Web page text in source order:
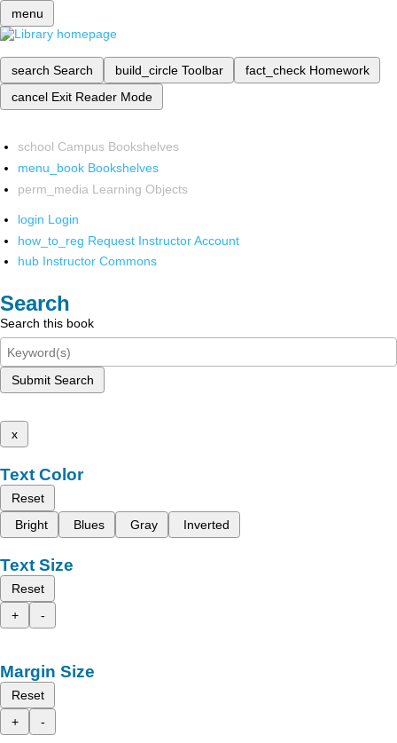
menu
search Search build_circle Toolbar fact_check Homework
cancel Exit Reader Mode
school Campus Bookshelves
menu_book Bookshelves
perm_media Learning Objects
login Login
how_to_reg Request Instructor Account
hub Instructor Commons
Search
Search this book
Submit Search
x
Text Color
Reset
Bright
Blues Gray Inverted
Text Size
Reset
+
-
Margin Size
Reset
+
-